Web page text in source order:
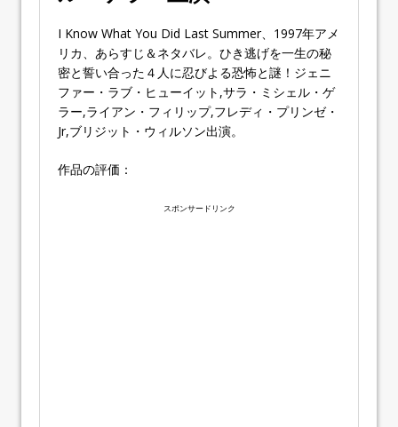
I Know What You Did Last Summer、1997年アメ
リカ、あらすじ＆ネタバレ。ひき逃げを一生の秘
密と誓い合った４人に忍びよる恐怖と謎！ジェニ
ファー・ラブ・ヒューイット,サラ・ミシェル・ゲ
ラー,ライアン・フィリップ,フレディ・プリンゼ・
Jr,ブリジット・ウィルソン出演。
作品の評価：
スポンサードリンク